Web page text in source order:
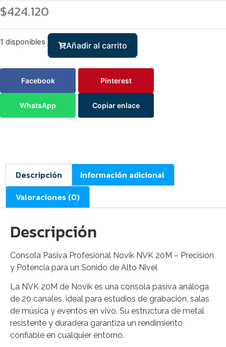
$424.120
1 disponibles Añadir al carrito
Facebook Pinterest
WhatsApp Copiar enlace
Descripción
Información adicional
Valoraciones (0)
Descripción
Consola Pasiva Profesional Novik NVK 20M – Precisión
y Potencia para un Sonido de Alto Nivel
La NVK 20M de Novik es una consola pasiva análoga
de 20 canales, ideal para estudios de grabación, salas
de música y eventos en vivo. Su estructura de metal
resistente y duradera garantiza un rendimiento
confiable en cualquier entorno.